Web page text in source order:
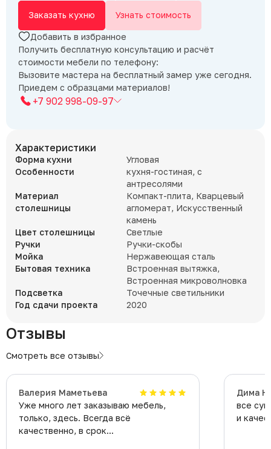
Заказать кухню Узнать стоимость
Добавить в избранное
Получить бесплатную консультацию и расчёт
стоимости мебели по телефону:
Вызовите мастера на бесплатный замер уже сегодня.
Приедем с образцами материалов!
+7 902 998-09-97
Характеристики
Форма кухни
Угловая
Особенности
кухня-гостиная, с
антресолями
Материал
столешницы
Компакт-плита, Кварцевый
агломерат, Искусственный
камень
Цвет столешницы
Светлые
Ручки
Ручки-скобы
Мойка
Нержавеющая сталь
Бытовая техника
Встроенная вытяжка,
Встроенная микроволновка
Подсветка
Точечные светильники
Год сдачи проекта
2020
Отзывы
Смотреть все отзывы
Валерия Маметьева
Уже много лет заказываю мебель,
только, здесь. Всегда всё
качественно, в срок...
Дима
все
и